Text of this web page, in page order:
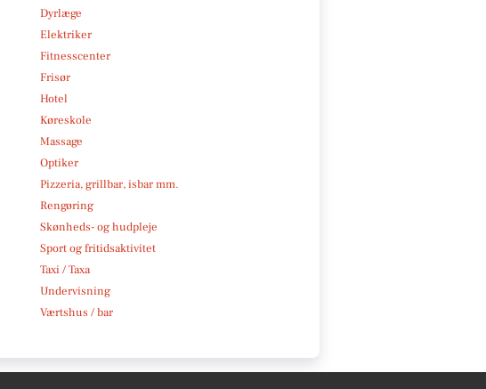
Dyrlæge
Elektriker
Fitnesscenter
Frisør
Hotel
Køreskole
Massage
Optiker
Pizzeria, grillbar, isbar mm.
Rengøring
Skønheds- og hudpleje
Sport og fritidsaktivitet
Taxi / Taxa
Undervisning
Værtshus / bar